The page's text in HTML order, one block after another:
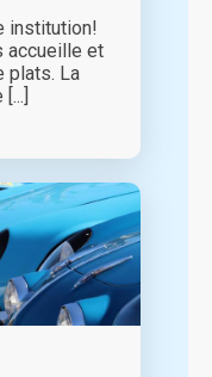
institution!
accueille et
plats. La